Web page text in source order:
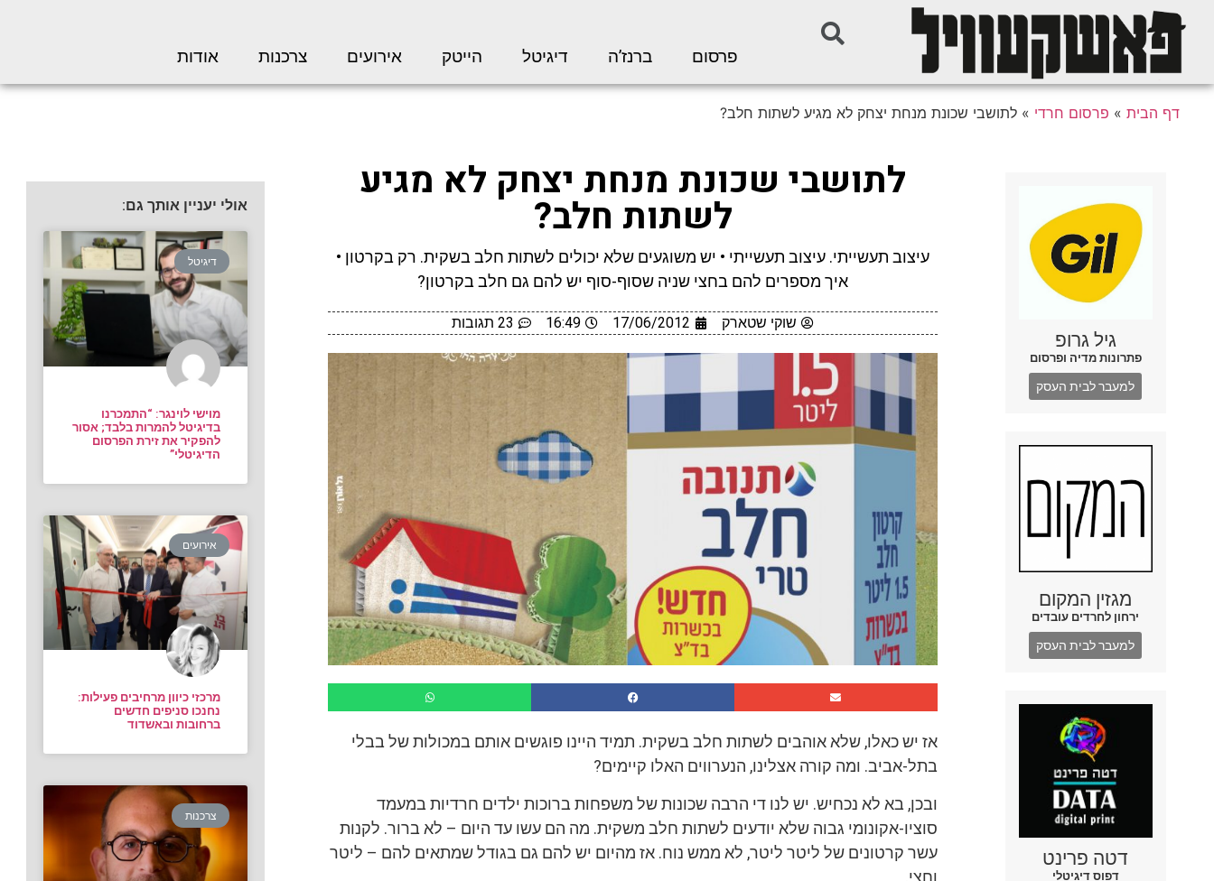
פרסום ברנז’ה דיגיטל הייטק אירועים צרכנות אודות
דף הבית » פרסום חרדי »לתושבי שכונת מנחת יצחק לא מגיע לשתות חלב?
גיל גרופ
פתרונות מדיה ופרסום
למעבר לבית העסק
מגזין המקום
ירחון לחרדים עובדים
למעבר לבית העסק
דטה פרינט
דפוס דיגיטלי
לתושבי שכונת מנחת יצחק לא מגיע
לשתות חלב?
עיצוב תעשייתי. עיצוב תעשייתי • יש משוגעים שלא יכולים לשתות חלב בשקית. רק בקרטון •
איך מספרים להם בחצי שניה שסוף-סוף יש להם גם חלב בקרטון?
שוקי שטארק 17/06/2012
16:49 23 תגובות
אז יש כאלו, שלא אוהבים לשתות חלב בשקית. תמיד היינו פוגשים אותם במכולות של בבלי
בתל-אביב. ומה קורה אצלינו, הנערווים האלו קיימים?
ובכן, בא לא נכחיש. יש לנו די הרבה שכונות של משפחות ברוכות ילדים חרדיות במעמד
סוציו-אקונומי גבוה שלא יודעים לשתות חלב משקית. מה הם עשו עד היום – לא ברור. לקנות
עשר קרטונים של ליטר ליטר, לא ממש נוח. אז מהיום יש להם גם בגודל שמתאים להם – ליטר
וחצי.
אולי יעניין אותך גם:
דיגיטל
מוישי לוינגר: “התמכרנו
בדיגיטל להמרות בלבד; אסור
להפקיר את זירת הפרסום
הדיגיטלי”
אירועים
מרכזי כיוון מרחיבים פעילות:
נחנכו סניפים חדשים
ברחובות ובאשדוד
צרכנות